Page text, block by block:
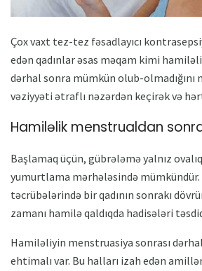
Çox vaxt tez-tez fəsadlayıcı
edən qadınlar əsas məqam kimi
dərhal sonra mümkün olub-olmadığını
vəziyyəti ətraflı nəzərdən keçirək və
Hamiləlik menstrualdan
Başlamaq üçün, gübrələmə yalnız
yumurtlama mərhələsində
təcrübələrində bir qadının sonrakı
zamanı hamilə qaldıqda hadisələri
Hamiləliyin menstruasiya sonrası
ehtimalı var. Bu halları izah edən amillər